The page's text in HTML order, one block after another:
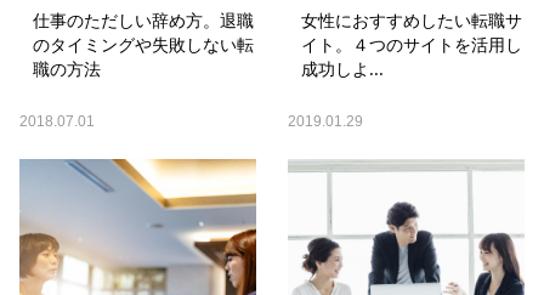
仕事のただしい辞め方。退職
のタイミングや失敗しない転
職の方法
2018.07.01
女性におすすめしたい転職サ
イト。４つのサイトを活用し
成功しよ...
2019.01.29